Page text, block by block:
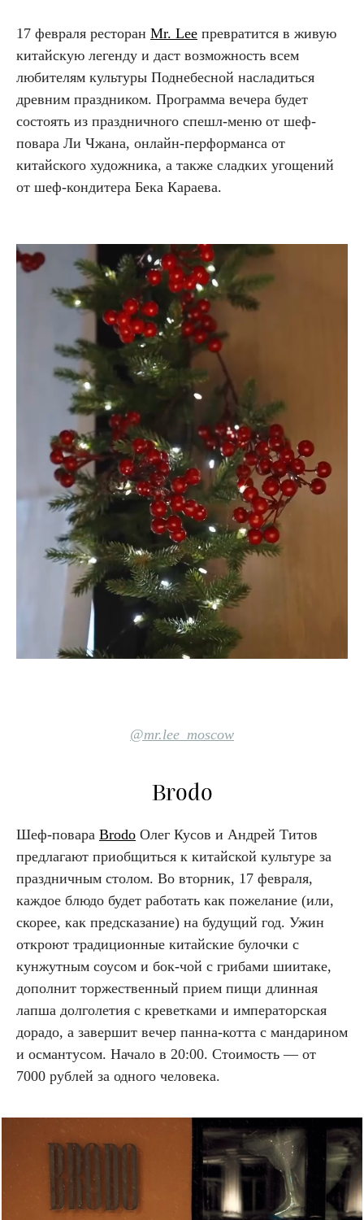
17 февраля ресторан Mr. Lee превратится в живую
китайскую легенду и даст возможность всем
любителям культуры Поднебесной насладиться
древним праздником. Программа вечера будет
состоять из праздничного спешл-меню от шеф-
повара Ли Чжана, онлайн-перформанса от
китайского художника, а также сладких угощений
от шеф-кондитера Бека Караева.
@mr.lee_moscow
Brodo
Шеф-повара Brodo Олег Кусов и Андрей Титов
предлагают приобщиться к китайской культуре за
праздничным столом. Во вторник, 17 февраля,
каждое блюдо будет работать как пожелание (или,
скорее, как предсказание) на будущий год. Ужин
откроют традиционные китайские булочки с
кунжутным соусом и бок-чой с грибами шиитаке,
дополнит торжественный прием пищи длинная
лапша долголетия с креветками и императорская
дорадо, а завершит вечер панна-котта с мандарином
и османтусом. Начало в 20:00. Стоимость — от
7000 рублей за одного человека.